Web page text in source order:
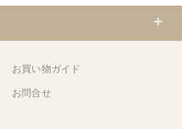
お買い物ガイド
お問合せ